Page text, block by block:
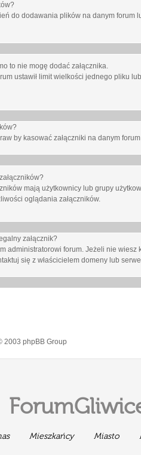
do dodawania plików na danym forum
to nie mogę dodać załącznika.
ustawił limit wielkości jednego pliku
by kasować załączniki na danym
mają użytkownicy lub grupy
oglądania załączników.
załącznik?
administratorowi forum. Jeżeli nie
się z właścicielem domeny lub
2003 phpBB Group
Mieszkańcy Miasto